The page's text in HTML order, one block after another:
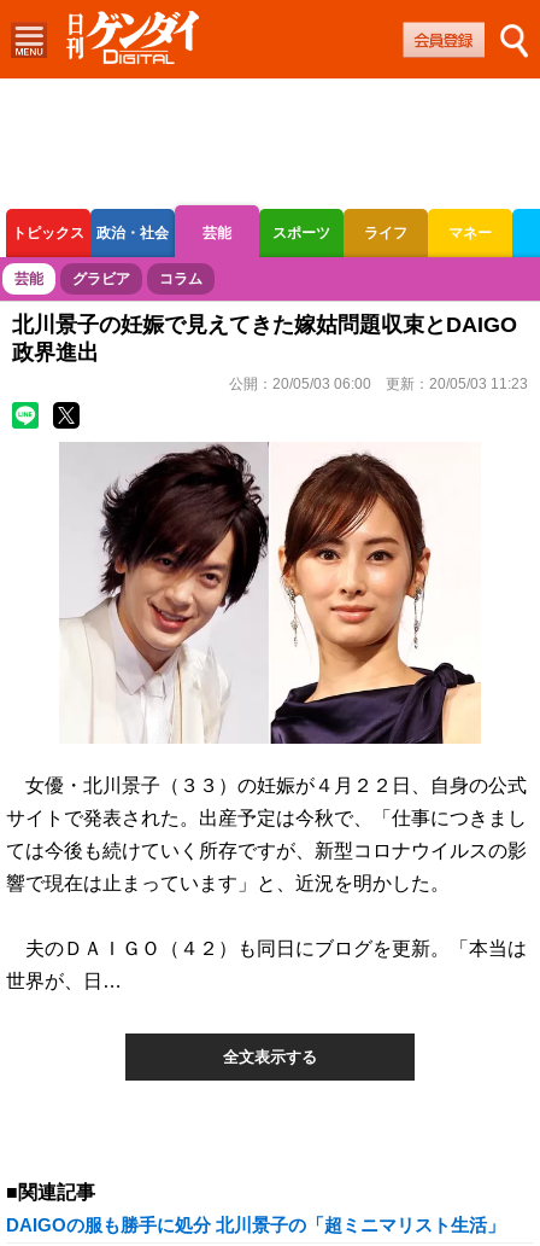
トピックス 政治・社会 芸能 スポーツ ライフ マネー
ボートレース 競輪 オートレース
芸能 グラビア コラム
北川景子の妊娠で見えてきた嫁姑問題収束とDAIGO
政界進出
公開： 20/05/03 06:00 更新： 20/05/03 11:23
女優・北川景子（３３）の妊娠が４月２２日、自身の公式
サイトで発表された。出産予定は今秋で、「仕事につきまし
ては今後も続けていく所存ですが、新型コロナウイルスの影
響で現在は止まっています」と、近況を明かした。
夫のＤＡＩＧＯ（４２）も同日にブログを更新。「本当は
世界が、日…
全文表示する
■関連記事
DAIGOの服も勝手に処分 北川景子の「超ミニマリスト生活」